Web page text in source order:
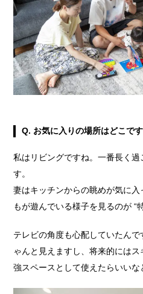
Q. お気に入りの場所はどこで
私はリビングですね。一番長く
す。
妻はキッチンからの眺めが気に
もが遊んでいる様子を見るのが “
テレビの角度も心配していたん
ゃんと見えますし、将来的には
強スペースとして使えたらいいな